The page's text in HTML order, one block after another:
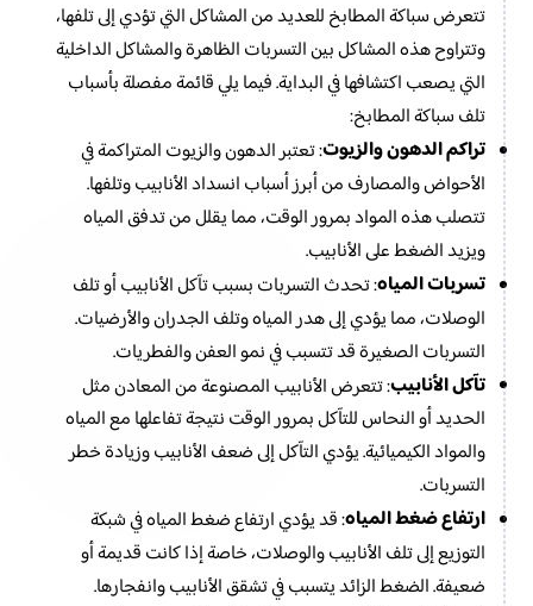
تتعرض سباكة المطابخ للعديد من المشاكل التي تؤدي إلى تلفها،
وتتراوح هذه المشاكل بين التسربات الظاهرة والمشاكل الداخلية
التي يصعب اكتشافها في البداية. فيما يلي قائمة مفصلة بأسباب
تلف سباكة المطابخ:
تراكم الدهون والزيوت: تعتبر الدهون والزيوت المتراكمة في
الأحواض والمصارف من أبرز أسباب انسداد الأنابيب وتلفها.
تتصلب هذه المواد بمرور الوقت، مما يقلل من تدفق المياه
ويزيد الضغط على الأنابيب.
تسربات المياه: تحدث التسربات بسبب تآكل الأنابيب أو تلف
الوصلات، مما يؤدي إلى هدر المياه وتلف الجدران والأرضيات.
التسربات الصغيرة قد تتسبب في نمو العفن والفطريات.
تآكل الأنابيب: تتعرض الأنابيب المصنوعة من المعادن مثل
الحديد أو النحاس للتآكل بمرور الوقت نتيجة تفاعلها مع المياه
والمواد الكيميائية. يؤدي التآكل إلى ضعف الأنابيب وزيادة خطر
التسربات.
ارتفاع ضغط المياه: قد يؤدي ارتفاع ضغط المياه في شبكة
التوزيع إلى تلف الأنابيب والوصلات، خاصة إذا كانت قديمة أو
ضعيفة. الضغط الزائد يتسبب في تشقق الأنابيب وانفجارها.